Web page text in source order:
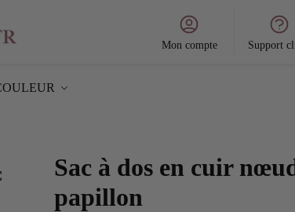
Mon compte Support
Sac à dos en cuir
papillon